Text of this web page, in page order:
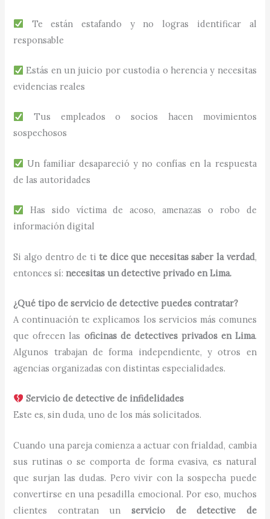
Te están estafando y no logras identificar al
responsable
Estás en un juicio por custodia o herencia y necesitas
evidencias reales
Tus empleados o socios hacen movimientos
sospechosos
Un familiar desapareció y no confías en la respuesta
de las autoridades
Has sido víctima de acoso, amenazas o robo de
información digital
Si algo dentro de tite dice que necesitas saber la verdad,
entonces sí: necesitas un detective privado en Lima.
¿Qué tipo de servicio de detective puedes contratar?
A continuación te explicamos los servicios más comunes
que ofrecen las oficinas de detectives privados en Lima.
Algunos trabajan de forma independiente, y otros en
agencias organizadas con distintas especialidades.
Servicio de detective de infidelidades
Este es, sin duda, uno de los más solicitados.
Cuando una pareja comienza a actuar con frialdad, cambia
sus rutinas o se comporta de forma evasiva, es natural
que surjan las dudas. Pero vivir con la sospecha puede
convertirse en una pesadilla emocional. Por eso, muchos
clientes contratan un servicio de detective de